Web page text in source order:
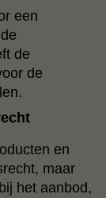
een
de
de
en
maar
het aanbod,